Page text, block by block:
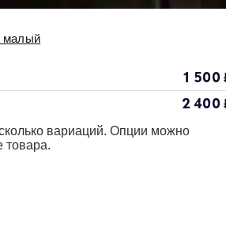
малый
1 500
2 400
вариаций. Опции можно
товара.